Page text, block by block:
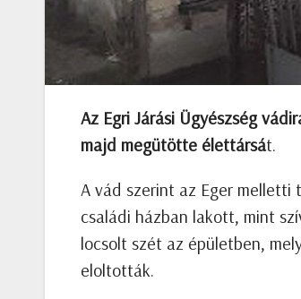
Az Egri Járási Ügyészség
majd megütötte élettársát.
A vád szerint az Eger
családi házban lakott, mint
locsolt szét az épületben,
eloltották.